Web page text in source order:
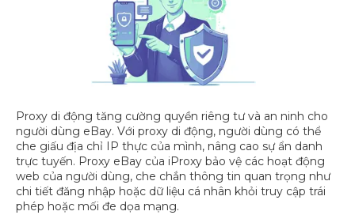
Proxy di động tăng cường quyền riêng tư và an ninh cho
người dùng eBay. Với proxy di động, người dùng có thể
che giấu địa chỉ IP thực của mình, nâng cao sự ẩn danh
trực tuyến. Proxy eBay của iProxy bảo vệ các hoạt động
web của người dùng, che chắn thông tin quan trọng như
chi tiết đăng nhập hoặc dữ liệu cá nhân khỏi truy cập trái
phép hoặc mối đe dọa mạng.